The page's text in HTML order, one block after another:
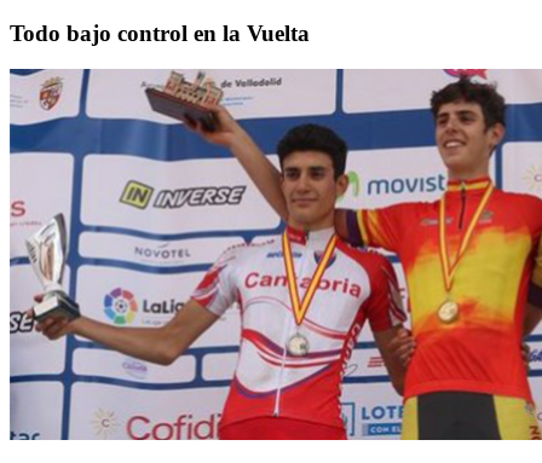
Todo bajo control en la Vuelta